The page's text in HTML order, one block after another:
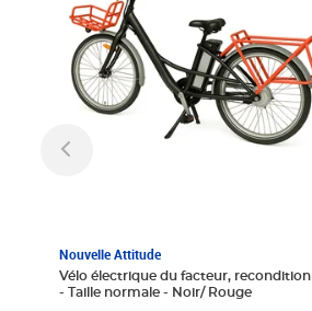
Nouvelle Attitude
Vélo électrique du facteur,
- Taille normale - Noir/ Rouge